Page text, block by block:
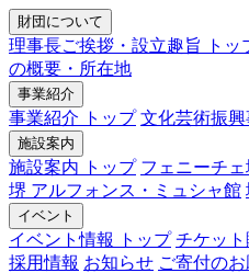
財団について
理事長ご挨拶・設立趣旨 トッ
の概要・所在地
事業紹介
事業紹介 トップ 文化芸術振興
施設案内
施設案内 トップ フェニーチェ
堺 アルフォンス・ミュシャ館
イベント
イベント情報 トップ チケッ
採用情報 お知らせ ご寄付の